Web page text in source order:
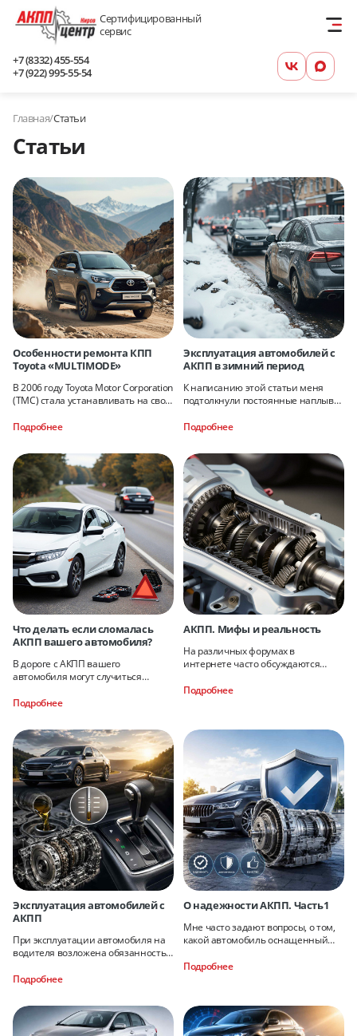
Сертифицированный
сервис
+7 (8332) 455-554
+7 (922) 995-55-54
Главная/Статьи
Статьи
Особенности ремонта КПП
Toyota «MULTIMODE»
В 2006 году Toyota Motor Corporation
(TMC) стала устанавливать на свои
поколения и ее модификацию
Подробнее
Эксплуатация автомобилей с
АКПП в зимний период
К написанию этой статьи меня
подтолкнули постоянные наплывы
выпадения большого снега или
Подробнее
Что делать если сломалась
АКПП вашего автомобиля?
В дороге с АКПП вашего
автомобиля могут случиться
обнаружении проблем с АКПП
Подробнее
АКПП. Мифы и реальность
На различных форумах в
интернете часто обсуждаются
эксплуатацией АКПП. Так как
Подробнее
Эксплуатация автомобилей с
АКПП
При эксплуатации автомобиля на
водителя возложена обязанность
техническое обслуживание (ЕО).
Подробнее
О надежности АКПП. Часть1
Мне часто задают вопросы, о том,
какой автомобиль оснащенный
вопрос
Подробнее